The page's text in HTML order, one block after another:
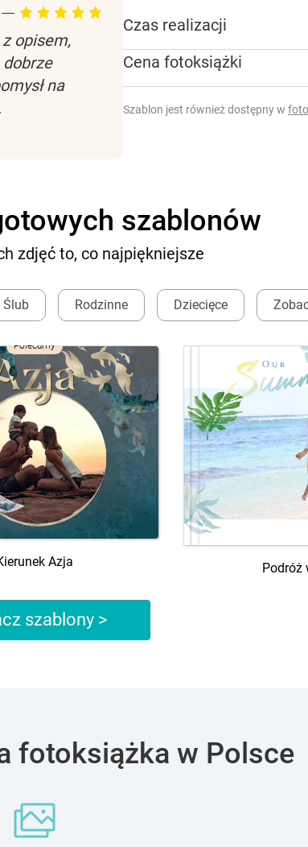
opisem,
na
Czas realizacji
Cena fotoksiążki
Szablon jest również dostępny w
szablonów
zdjęć to, co najpiękniejsze
Ślub Rodzinne Dziecięce
Polecamy
Azja Podróż
szablony >
fotoksiążka w Polsce